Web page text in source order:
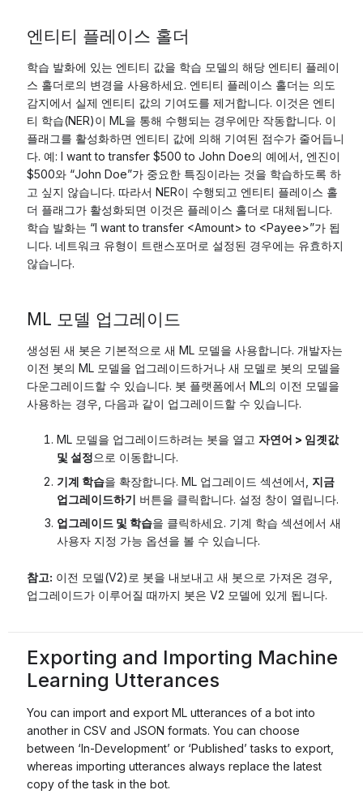
엔티티 플레이스 홀더
학습 발화에 있는 엔티티 값을 학습 모델의 해당 엔티티 플레이
스 홀더로의 변경을 사용하세요. 엔티티 플레이스 홀더는 의도
감지에서 실제 엔티티 값의 기여도를 제거합니다. 이것은 엔티
티 학습(NER)이 ML을 통해 수행되는 경우에만 작동합니다. 이
플래그를 활성화하면 엔티티 값에 의해 기여된 점수가 줄어듭니
다. 예: I want to transfer $500 to John Doe의 예에서, 엔진이
$500와 “John Doe”가 중요한 특징이라는 것을 학습하도록 하
고 싶지 않습니다. 따라서 NER이 수행되고 엔티티 플레이스 홀
더 플래그가 활성화되면 이것은 플레이스 홀더로 대체됩니다.
학습 발화는 “I want to transfer <Amount> to <Payee>”가 됩
니다. 네트워크 유형이 트랜스포머로 설정된 경우에는 유효하지
않습니다.
ML 모델 업그레이드
생성된 새 봇은 기본적으로 새 ML 모델을 사용합니다. 개발자는
이전 봇의 ML 모델을 업그레이드하거나 새 모델로 봇의 모델을
다운그레이드할 수 있습니다. 봇 플랫폼에서 ML의 이전 모델을
사용하는 경우, 다음과 같이 업그레이드할 수 있습니다.
ML 모델을 업그레이드하려는 봇을 열고 자연어 > 임곗값
및 설정으로 이동합니다.
기계 학습을 확장합니다. ML 업그레이드 섹션에서, 지금
업그레이드하기 버튼을 클릭합니다. 설정 창이 열립니다.
업그레이드 및 학습을 클릭하세요. 기계 학습 섹션에서 새
사용자 지정 가능 옵션을 볼 수 있습니다.
참고: 이전 모델(V2)로 봇을 내보내고 새 봇으로 가져온 경우,
업그레이드가 이루어질 때까지 봇은 V2 모델에 있게 됩니다.
Exporting and Importing Machine
Learning Utterances
You can import and export ML utterances of a bot into
another in CSV and JSON formats. You can choose
between ‘In-Development’ or ‘Published’ tasks to export,
whereas importing utterances always replace the latest
copy of the task in the bot.